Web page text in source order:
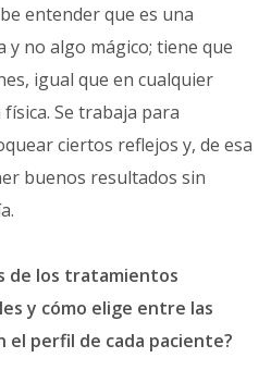
entender que es una
y no algo mágico; tiene que
igual que en cualquier
Se trabaja para
ciertos reflejos y, de esa
buenos resultados sin
de los tratamientos
y cómo elige entre las
el perfil de cada paciente?